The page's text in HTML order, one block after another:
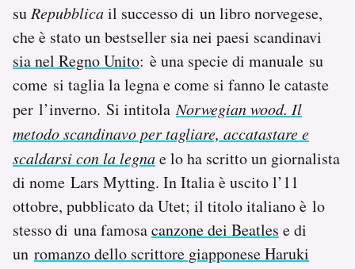
AREA PERSONALE
Area Personale
Newsletter
Notifiche mobile
Regala il Post
Hai bisogno di aiuto?
Esci
su Repubblicail successo di un libro norvegese,
che è stato un bestseller sia nei paesi scandinavi
sia nel Regno Unito: è una specie di manuale su
come si taglia la legna e come si fanno le cataste
per l’inverno. Si intitolaNorwegian wood. Il
metodo scandinavo per tagliare, accatastare e
scaldarsi con la legnae lo ha scritto un giornalista
di nome Lars Mytting. In Italia è uscito l’11
ottobre, pubblicato da Utet; il titolo italiano è lo
stesso di una famosacanzone dei Beatles e di
un romanzo dello scrittore giapponese Haruki